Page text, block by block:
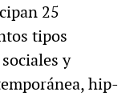
25
tipos
y
hip-